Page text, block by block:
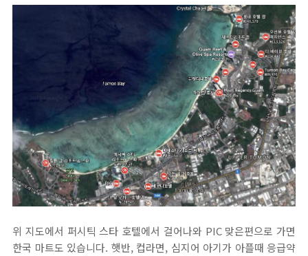
위 지도에서 퍼시틱 스타 호텔에서 걸어나와 PIC 맞은편으로 가면
한국 마트도 있습니다. 햇반, 컵라면, 심지어 아기가 아플때 응급약